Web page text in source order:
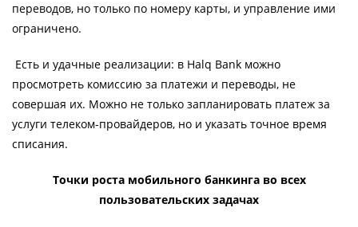
переводов, но только по номеру карты, и управление ими
ограничено.
Есть и удачные реализации: в Halq Bank можно
просмотреть комиссию за платежи и переводы, не
совершая их. Можно не только запланировать платеж за
услуги телеком-провайдеров, но и указать точное время
списания.
Точки роста мобильного банкинга во всех
пользовательских задачах